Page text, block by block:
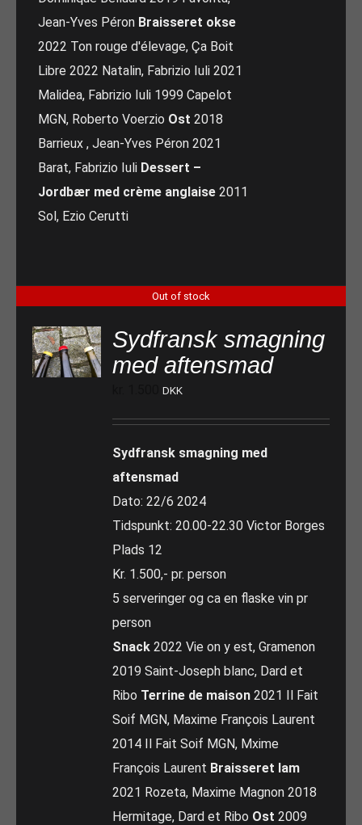
Jean-Yves Péron Braisseret okse
2022 Ton rouge d'élevage, Ça Boit
Libre 2022 Natalin, Fabrizio Iuli 2021
Malidea, Fabrizio Iuli 1999 Capelot
MGN, Roberto Voerzio Ost 2018
Barrieux , Jean-Yves Péron 2021
Barat, Fabrizio Iuli Dessert –
Jordbær med crème anglaise 2011
Sol, Ezio Cerutti
Out of stock
Sydfransk smagning
med aftensmad
DKK
Sydfransk smagning med
aftensmad
Dato: 22/6 2024
Tidspunkt: 20.00-22.30 Victor Borges
Plads 12
Kr. 1.500,- pr. person
5 serveringer og ca en flaske vin pr
person
Snack 2022 Vie on y est, Gramenon
2019 Saint-Joseph blanc, Dard et
Ribo Terrine de maison 2021 Il Fait
Soif MGN, Maxime François Laurent
2014 Il Fait Soif MGN, Mxime
François Laurent Braisseret lam
2021 Rozeta, Maxime Magnon 2018
Hermitage, Dard et Ribo Ost 2009